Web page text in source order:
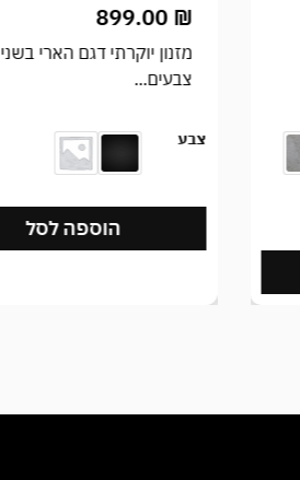
899.00 ₪
מזנון יוקרתי דגם הארי בשני
צבעים...
צבע
הוספה לסל